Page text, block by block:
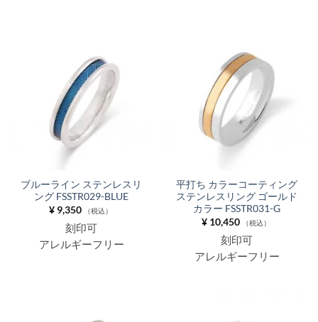
ブルーライン ステンレスリ
ング FSSTR029-BLUE
¥9,350 （税込）
刻印可
アレルギーフリー
平打ち カラーコーティング
ステンレスリング ゴールド
カラー FSSTR031-G
¥10,450 （税込）
刻印可
アレルギーフリー